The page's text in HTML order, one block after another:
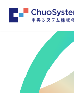
HOME
事業内容